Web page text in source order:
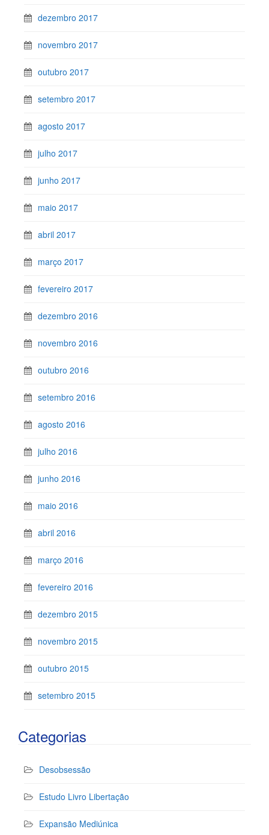
dezembro 2017
novembro 2017
outubro 2017
setembro 2017
agosto 2017
julho 2017
junho 2017
maio 2017
abril 2017
março 2017
fevereiro 2017
dezembro 2016
novembro 2016
outubro 2016
setembro 2016
agosto 2016
julho 2016
junho 2016
maio 2016
abril 2016
março 2016
fevereiro 2016
dezembro 2015
novembro 2015
outubro 2015
setembro 2015
Categorias
Desobsessão
Estudo Livro Libertação
Expansão Mediúnica